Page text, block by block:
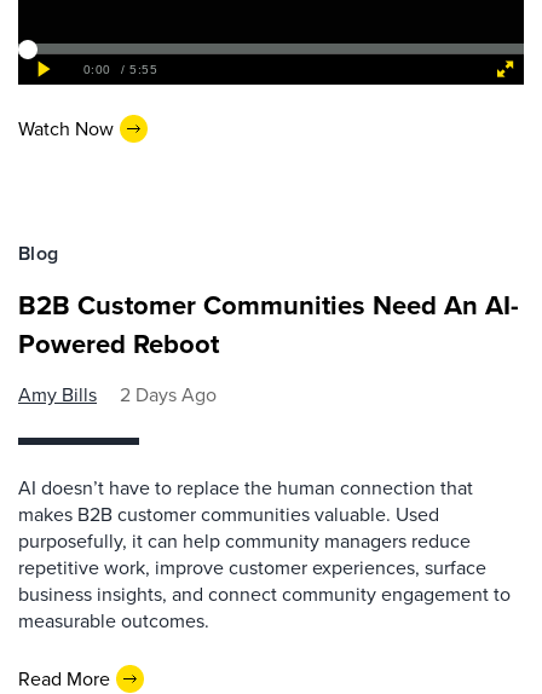
Watch Now
Blog
B2B Customer Communities Need An AI-
Powered Reboot
Amy Bills 2 Days Ago
AI doesn’t have to replace the human connection that
makes B2B customer communities valuable. Used
purposefully, it can help community managers reduce
repetitive work, improve customer experiences, surface
business insights, and connect community engagement to
measurable outcomes.
Read More